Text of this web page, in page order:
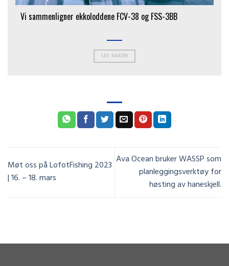
Vi sammenligner ekkoloddene FCV-38 og FSS-3BB
LES SAKEN
Møt oss på LofotFishing 2023
| 16. – 18. mars
Ava Ocean bruker WASSP som
planleggingsverktøy for
høsting av haneskjell.